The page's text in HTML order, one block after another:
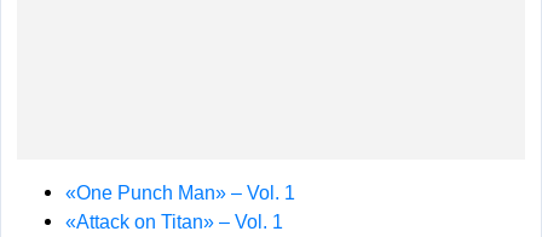
«One Punch Man» – Vol. 1
«Attack on Titan» – Vol. 1